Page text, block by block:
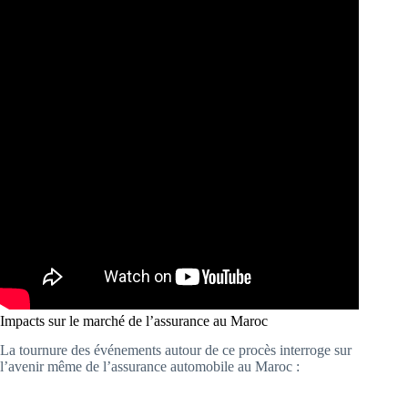
Impacts sur le marché de l’assurance au Maroc
La tournure des événements autour de ce procès interroge sur
l’avenir même de l’assurance automobile au Maroc :